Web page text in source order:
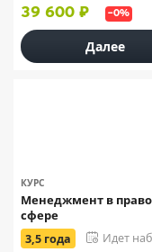
39 600 ₽ –0%
Далее
КУРС
Менеджмент в
сфере
3,5 года Идет